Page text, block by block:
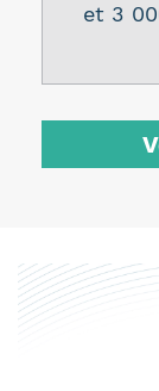
et 3